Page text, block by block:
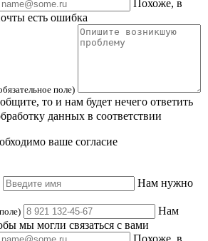
Похоже, в
есть ошибка
поле)
то и нам будет нечего ответить
данных в соответствии
ваше согласие
Нам нужно
Нам
мы могли связаться с вами
Похоже, в